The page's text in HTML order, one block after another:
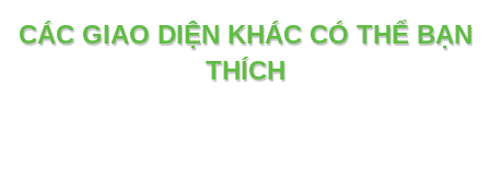
CÁC GIAO DIỆN KHÁC CÓ THỂ BẠN
THÍCH